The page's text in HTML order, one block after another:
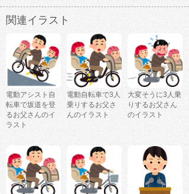
関連イラスト
電動アシスト自
転車で坂道を登
るお父さんのイ
ラスト
電動自転車で3人
乗りするお父さ
んのイラスト
大変そうに3人乗
りするお父さん
のイラスト